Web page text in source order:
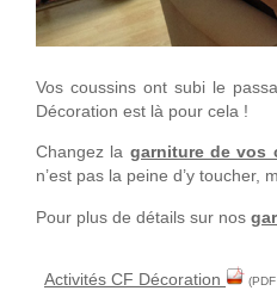
Vos coussins ont subi le
Décoration est là pour cela !
Changez la garniture de vos
n’est pas la peine d’y toucher,
Pour plus de détails sur nos
Activités CF Décoration